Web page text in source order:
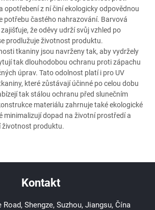
opotřebení z ní činí ekologicky odpovědnou
potřebu častého nahrazování. Barvová
že oděvy udrží svůj vzhled po
prodlužuje životnost produktu.
tkaniny jsou navrženy tak, aby vydržely
tak dlouhodobou ochranu proti zápachu
úprav. Tato odolnost platí i pro UV
které zůstávají účinné po celou dobu
tak stálou ochranu před slunečním
materiálu zahrnuje také ekologické
minimalizují dopad na životní prostředí a
životnost produktu.
Kontakt
Road, Shengze, Suzhou, Jiangsu, Čína